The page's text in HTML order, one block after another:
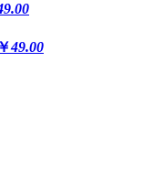
￥49.00